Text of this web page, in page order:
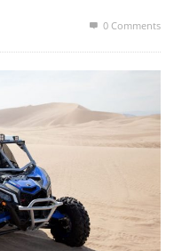
0 Comments